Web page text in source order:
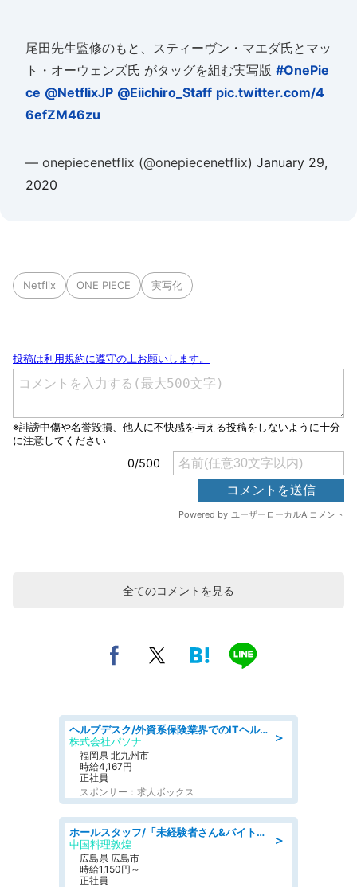
尾田先生監修のもと、スティーヴン・マエダ氏とマッ
ト・オーウェンズ氏 がタッグを組む実写版 #OnePie
ce @NetflixJP @Eiichiro_Staff pic.twitter.com/4
6efZM46zu
— onepiecenetflix (@onepiecenetflix) January 29,
2020
Netflix ONE PIECE 実写化
全てのコメントを見る
＞
ヘルプデスク/外資系保険業界でのITヘルプデスク業務/駅近/即日勤務可/ヘルプデスク
株式会社パソナ
福岡県 北九州市
時給4,167円
正社員
スポンサー：求人ボックス
＞
ホールスタッフ/「未経験者さん&バイトデビューも大歓迎」残業ほぼなし×1日3時間〜勤務OK!フォロー体制も充実/広島県/広島市南区
中国料理敦煌
広島県 広島市
時給1,150円～
正社員